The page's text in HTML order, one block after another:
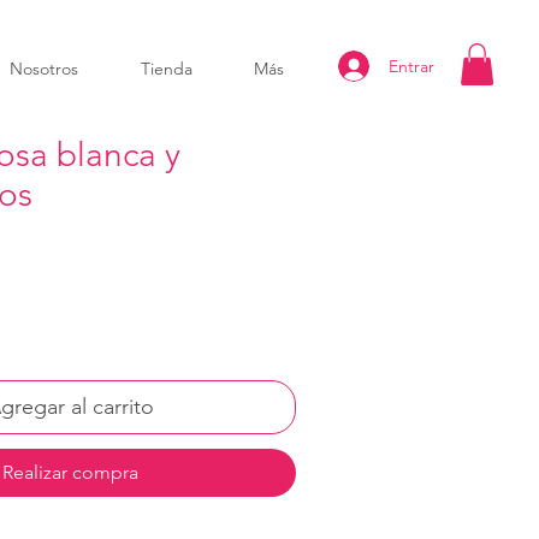
Nosotros Tienda Más Entrar
blanca y
al carrito
Realizar compra